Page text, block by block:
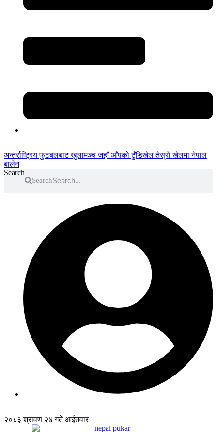
अन्तर्राष्ट्रिय फुटबलबाट खुलामञ्च जहाँ आँपको टुँडिखेल तेस्रो खेलमा नेपाल
बालेन
Search
Search
२०८३ श्रावण २४ गते आईतवार